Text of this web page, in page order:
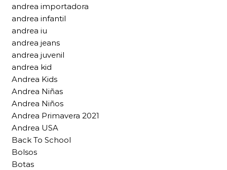
andrea importadora
andrea infantil
andrea iu
andrea jeans
andrea juvenil
andrea kid
Andrea Kids
Andrea Niñas
Andrea Niños
Andrea Primavera 2021
Andrea USA
Back To School
Bolsos
Botas